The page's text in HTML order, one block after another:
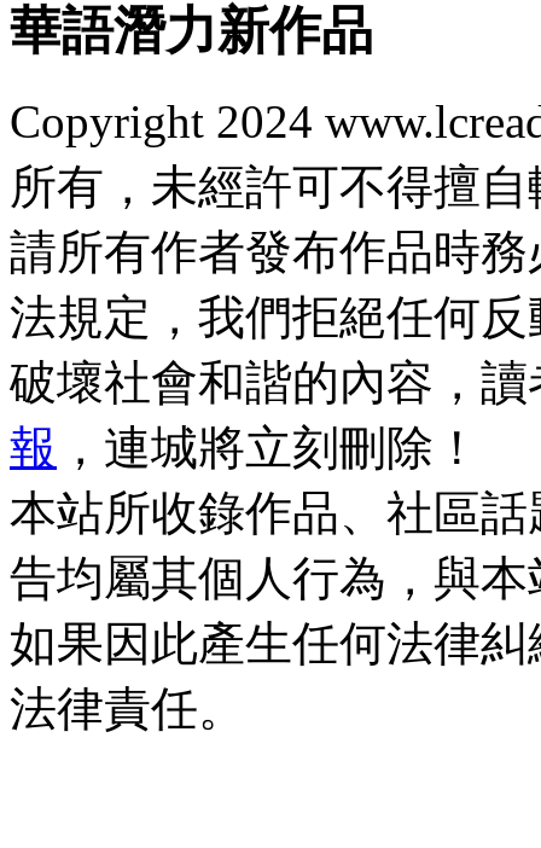
華語潛力新作品
Copyright 2024
所有，未經許可不得擅
請所有作者發布作品時
法規定，我們拒絕任何
破壞社會和諧的內容，
報 ，連城將立刻刪除！
本站所收錄作品、社區
告均屬其個人行為，與
如果因此產生任何法律
法律責任。